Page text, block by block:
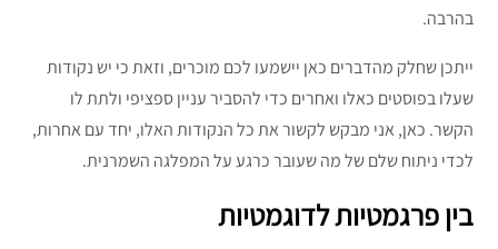
בהרבה.
ייתכן שחלק מהדברים כאן יישמעו לכם מוכרים, וזאת כי יש נקודות
שעלו בפוסטים כאלו ואחרים כדי להסביר עניין ספציפי ולתת לו
הקשר. כאן, אני מבקש לקשור את כל הנקודות האלו, יחד עם אחרות,
לכדי ניתוח שלם של מה שעובר כרגע על המפלגה השמרנית.
בין פרגמטיות לדוגמטיות